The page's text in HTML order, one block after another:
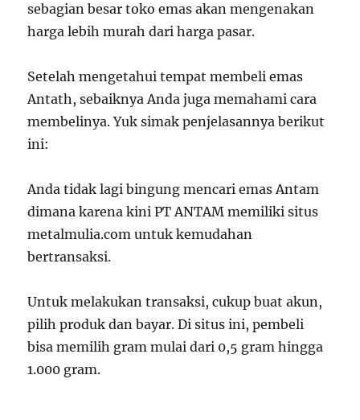
sebagian besar toko emas akan mengenakan
harga lebih murah dari harga pasar.
Setelah mengetahui tempat membeli emas
Antath, sebaiknya Anda juga memahami cara
membelinya. Yuk simak penjelasannya berikut
ini:
Anda tidak lagi bingung mencari emas Antam
dimana karena kini PT ANTAM memiliki situs
metalmulia.com untuk kemudahan
bertransaksi.
Untuk melakukan transaksi, cukup buat akun,
pilih produk dan bayar. Di situs ini, pembeli
bisa memilih gram mulai dari 0,5 gram hingga
1.000 gram.